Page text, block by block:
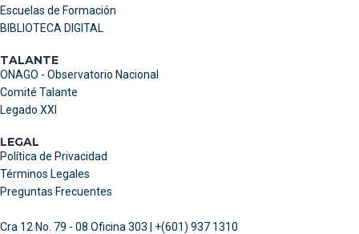
Escuelas de Formación
BIBLIOTECA DIGITAL
TALANTE
ONAGO - Observatorio Nacional
Comité Talante
Legado XXI
LEGAL
Política de Privacidad
Términos Legales
Preguntas Frecuentes
Cra 12 No. 79 - 08 Oficina 303 | +(601) 937 1310